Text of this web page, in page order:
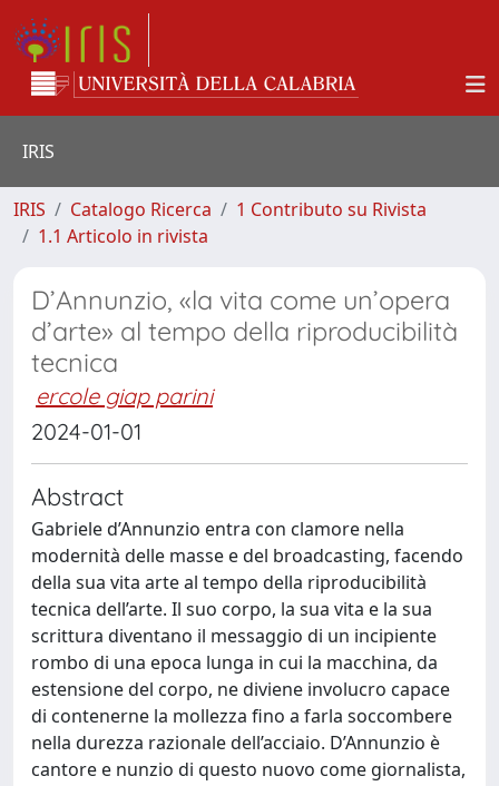
IRIS
IRIS Catalogo Ricerca
1 Contributo su Rivista
1.1 Articolo in rivista
D’Annunzio, «la vita come un’opera
d’arte» al tempo della riproducibilità
tecnica
ercole giap parini
2024-01-01
Abstract
Gabriele d’Annunzio entra con clamore nella
modernità delle masse e del broadcasting, facendo
della sua vita arte al tempo della riproducibilità
tecnica dell’arte. Il suo corpo, la sua vita e la sua
scrittura diventano il messaggio di un incipiente
rombo di una epoca lunga in cui la macchina, da
estensione del corpo, ne diviene involucro capace
di contenerne la mollezza fino a farla soccombere
nella durezza razionale dell’acciaio. D’Annunzio è
cantore e nunzio di questo nuovo come giornalista,